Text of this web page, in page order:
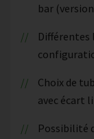
bar
Différentes
Choix de
avec écart
Possibilité